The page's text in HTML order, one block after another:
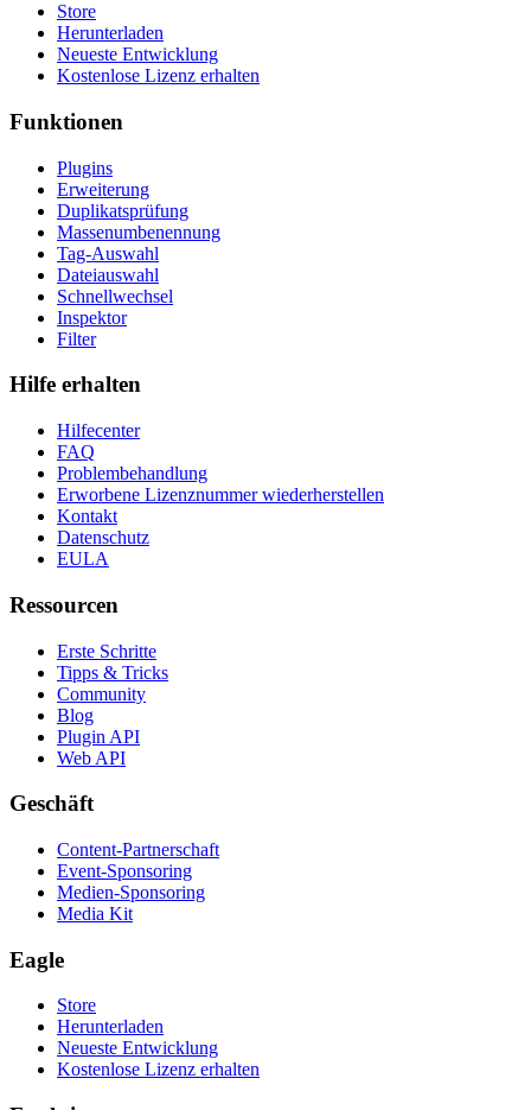
Store
Herunterladen
Neueste Entwicklung
Kostenlose Lizenz erhalten
Funktionen
Plugins
Erweiterung
Duplikatsprüfung
Massenumbenennung
Tag-Auswahl
Dateiauswahl
Schnellwechsel
Inspektor
Filter
Hilfe erhalten
Hilfecenter
FAQ
Problembehandlung
Erworbene Lizenznummer wiederherstellen
Kontakt
Datenschutz
EULA
Ressourcen
Erste Schritte
Tipps & Tricks
Community
Blog
Plugin API
Web API
Geschäft
Content-Partnerschaft
Event-Sponsoring
Medien-Sponsoring
Media Kit
Eagle
Store
Herunterladen
Neueste Entwicklung
Kostenlose Lizenz erhalten